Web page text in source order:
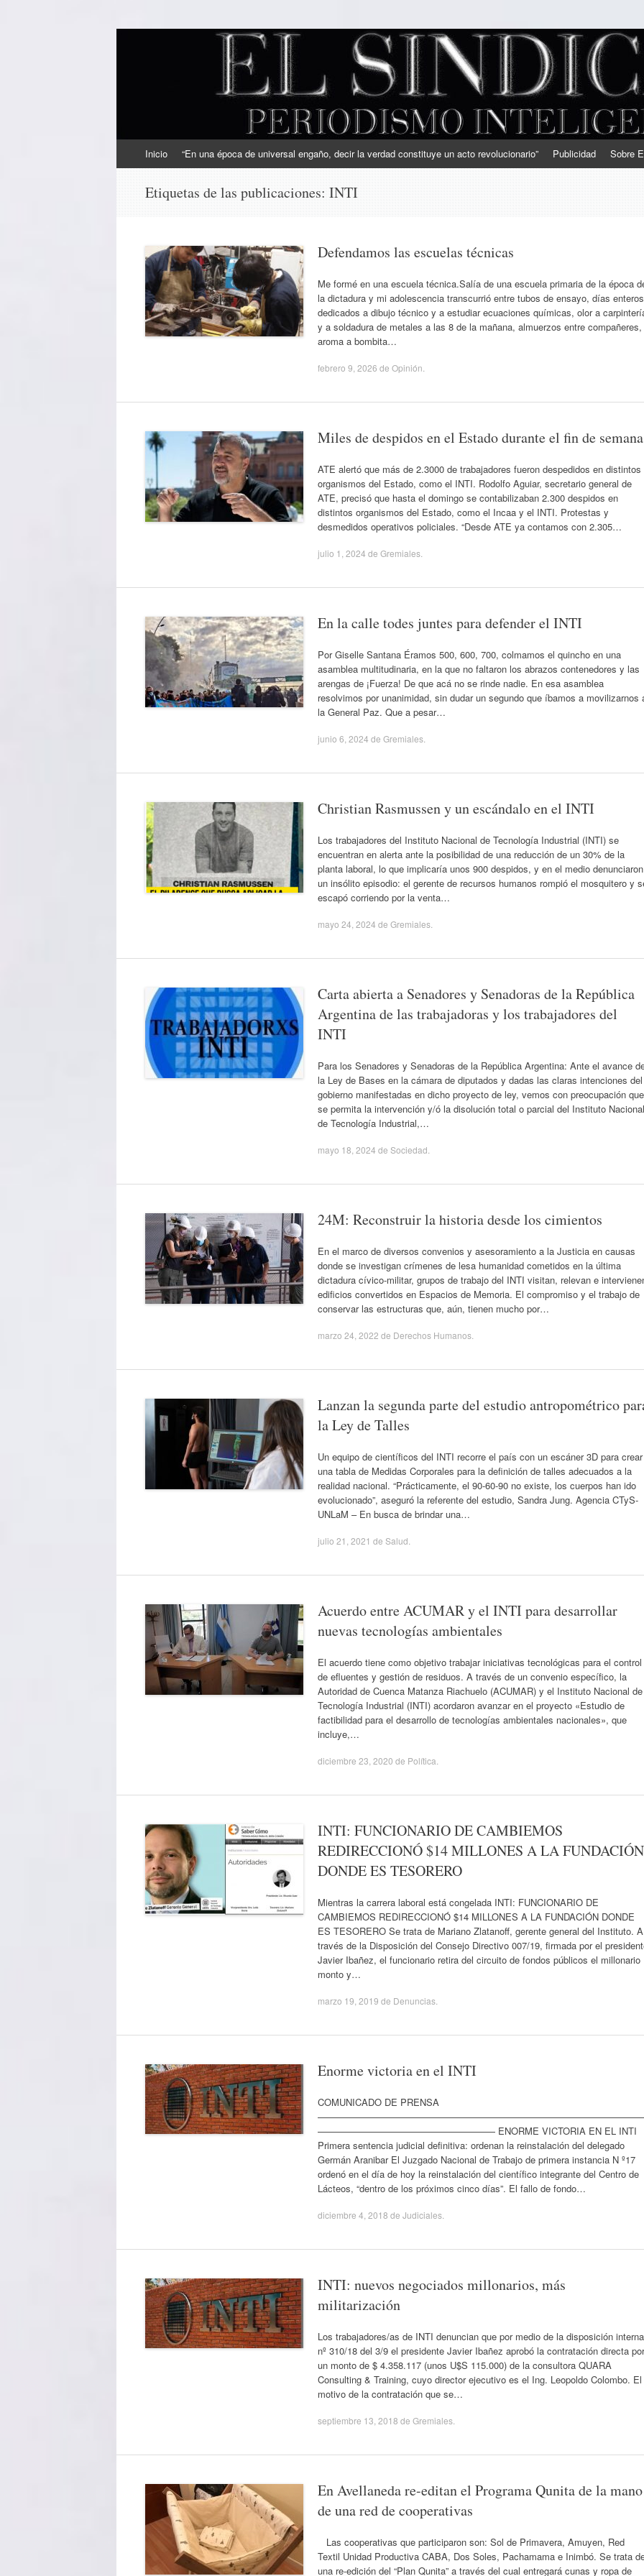
EL SINDICAL
Periodismo Inteligente
al
Inicio “En una época de universal engaño, decir la verdad constituye un acto revolucionario” Publicidad Sobre
Etiquetas de las publicaciones: INTI
Defendamos las escuelas técnicas
Me formé en una escuela técnica.Salía de una escuela primaria de la época
la dictadura y mi adolescencia transcurrió entre tubos de ensayo, días enteros
dedicados a dibujo técnico y a estudiar ecuaciones químicas, olor a
y a soldadura de metales a las 8 de la mañana, almuerzos entre compañeres,
aroma a bombita…
febrero 9, 2026 de Opinión
Miles de despidos en el Estado durante el fin de semana
ATE alertó que más de 2.3000 de trabajadores fueron despedidos en distintos
organismos del Estado, como el INTI. Rodolfo Aguiar, secretario general de
ATE, precisó que hasta el domingo se contabilizaban 2.300 despidos en
distintos organismos del Estado, como el Incaa y el INTI. Protestas y
desmedidos operativos policiales. “Desde ATE ya contamos con 2.305…
julio 1, 2024 de Gremiales
En la calle todes juntes para defender el INTI
Por Giselle Santana Éramos 500, 600, 700, colmamos el quincho en una
asamblea multitudinaria, en la que no faltaron los abrazos contenedores y las
arengas de ¡Fuerza! De que acá no se rinde nadie. En esa asamblea
resolvimos por unanimidad, sin dudar un segundo que íbamos a movilizarnos
la General Paz. Que a pesar…
junio 6, 2024 de Gremiales
Christian Rasmussen y un escándalo en el INTI
Los trabajadores del Instituto Nacional de Tecnología Industrial (INTI) se
encuentran en alerta ante la posibilidad de una reducción de un 30% de la
planta laboral, lo que implicaría unos 900 despidos, y en el medio denunciaron
un insólito episodio: el gerente de recursos humanos rompió el mosquitero y
escapó corriendo por la venta…
mayo 24, 2024 de Gremiales
Carta abierta a Senadores y Senadoras de la República
Argentina de las trabajadoras y los trabajadores del
INTI
Para los Senadores y Senadoras de la República Argentina: Ante el avance
la Ley de Bases en la cámara de diputados y dadas las claras intenciones del
gobierno manifestadas en dicho proyecto de ley, vemos con preocupación que
se permita la intervención y/ó la disolución total o parcial del Instituto Nacional
de Tecnología Industrial,…
mayo 18, 2024 de Sociedad
24M: Reconstruir la historia desde los cimientos
En el marco de diversos convenios y asesoramiento a la Justicia en causas
donde se investigan crímenes de lesa humanidad cometidos en la última
dictadura cívico-militar, grupos de trabajo del INTI visitan, relevan e
edificios convertidos en Espacios de Memoria. El compromiso y el trabajo de
conservar las estructuras que, aún, tienen mucho por…
marzo 24, 2022 de Derechos Humanos
Lanzan la segunda parte del estudio antropométrico
la Ley de Talles
Un equipo de científicos del INTI recorre el país con un escáner 3D para crear
una tabla de Medidas Corporales para la definición de talles adecuados a la
realidad nacional. “Prácticamente, el 90-60-90 no existe, los cuerpos han ido
evolucionado”, aseguró la referente del estudio, Sandra Jung. Agencia CTyS-
UNLaM – En busca de brindar una…
julio 21, 2021 de Salud
Acuerdo entre ACUMAR y el INTI para desarrollar
nuevas tecnologías ambientales
El acuerdo tiene como objetivo trabajar iniciativas tecnológicas para el control
de efluentes y gestión de residuos. A través de un convenio específico, la
Autoridad de Cuenca Matanza Riachuelo (ACUMAR) y el Instituto Nacional de
Tecnología Industrial (INTI) acordaron avanzar en el proyecto «Estudio de
factibilidad para el desarrollo de tecnologías ambientales nacionales», que
incluye,…
diciembre 23, 2020 de Política
INTI: FUNCIONARIO DE CAMBIEMOS
REDIRECCIONÓ $14 MILLONES A LA FUNDACIÓN
DONDE ES TESORERO
Mientras la carrera laboral está congelada INTI: FUNCIONARIO DE
CAMBIEMOS REDIRECCIONÓ $14 MILLONES A LA FUNDACIÓN DONDE
ES TESORERO Se trata de Mariano Zlatanoff, gerente general del Instituto. A
través de la Disposición del Consejo Directivo 007/19, firmada por el
Javier Ibañez, el funcionario retira del circuito de fondos públicos el millonario
monto y…
marzo 19, 2019 de Denuncias
Enorme victoria en el INTI
COMUNICADO DE PRENSA
———————————————————————————————————
——————————————————— ENORME VICTORIA EN EL INTI
Primera sentencia judicial definitiva: ordenan la reinstalación del delegado
Germán Aranibar El Juzgado Nacional de Trabajo de primera instancia N º17
ordenó en el día de hoy la reinstalación del científico integrante del Centro de
Lácteos, “dentro de los próximos cinco días”. El fallo de fondo…
diciembre 4, 2018 de Judiciales
INTI: nuevos negociados millonarios, más
militarización
Los trabajadores/as de INTI denuncian que por medio de la disposición interna
nº 310/18 del 3/9 el presidente Javier Ibañez aprobó la contratación directa por
un monto de $ 4.358.117 (unos U$S 115.000) de la consultora QUARA
Consulting & Training, cuyo director ejecutivo es el Ing. Leopoldo Colombo. El
motivo de la contratación que se…
septiembre 13, 2018 de Gremiales
En Avellaneda re-editan el Programa Qunita de la mano
de una red de cooperativas
Las cooperativas que participaron son: Sol de Primavera, Amuyen, Red
Textil Unidad Productiva CABA, Dos Soles, Pachamama e Inimbó. Se trata
una re-edición del “Plan Qunita” a través del cual entregará cunas y ropa de